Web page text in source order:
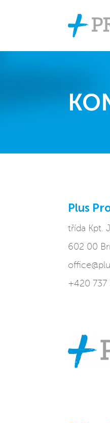
Plus
třída Kpt.
602 00
+420 737